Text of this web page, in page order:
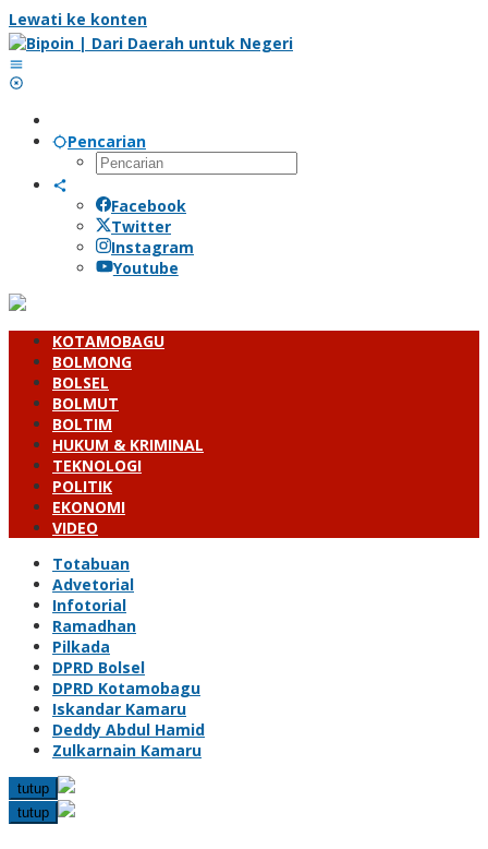
Lewati ke konten
Pencarian
Facebook
Twitter
Instagram
Youtube
KOTAMOBAGU
BOLMONG
BOLSEL
BOLMUT
BOLTIM
HUKUM & KRIMINAL
TEKNOLOGI
POLITIK
EKONOMI
VIDEO
Totabuan
Advetorial
Infotorial
Ramadhan
Pilkada
DPRD Bolsel
DPRD Kotamobagu
Iskandar Kamaru
Deddy Abdul Hamid
Zulkarnain Kamaru
tutup
tutup